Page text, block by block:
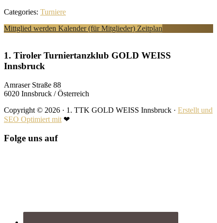
Categories: Turniere
Explore
Mittglied werden Kalender (für Mitglieder) Zeitplan
Footer
1. Tiroler Turniertanzklub GOLD WEISS
Innsbruck
Amraser Straße 88
6020 Innsbruck / Österreich
Copyright © 2026 · 1. TTK GOLD WEISS Innsbruck · Erstellt und
SEO Optimiert mit ❤
Folge uns auf